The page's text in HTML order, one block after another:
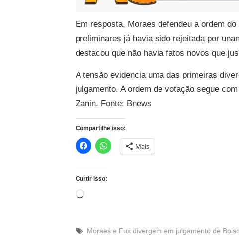
Em resposta, Moraes defendeu a ordem
preliminares já havia sido rejeitada por
destacou que não havia fatos novos que
A tensão evidencia uma das primeiras
julgamento. A ordem de votação segue
Zanin. Fonte: Bnews
Compartilhe isso:
Mais
Curtir isso:
Carregando...
Moraes e Fux divergem em julgamento de